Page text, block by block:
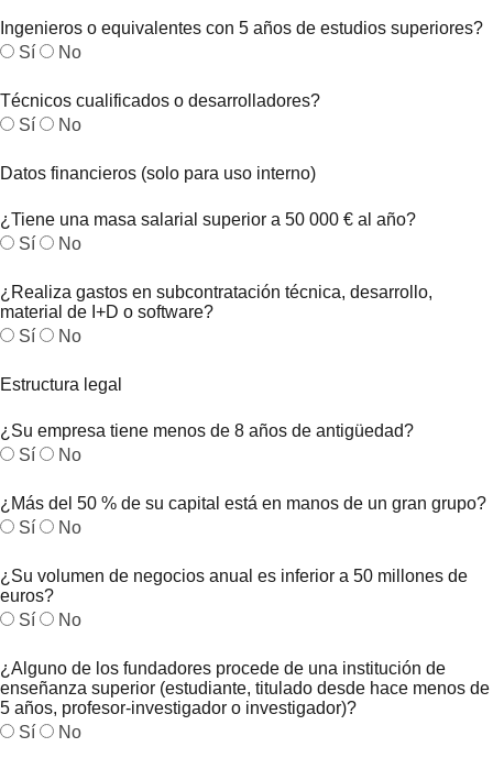
Ingenieros o equivalentes con 5 años de estudios superiores?
Sí
No
Técnicos cualificados o desarrolladores?
Sí
No
Datos financieros (solo para uso interno)
¿Tiene una masa salarial superior a 50 000 € al año?
Sí
No
¿Realiza gastos en subcontratación técnica, desarrollo,
material de I+D o software?
Sí
No
Estructura legal
¿Su empresa tiene menos de 8 años de antigüedad?
Sí
No
¿Más del 50 % de su capital está en manos de un gran grupo?
Sí
No
¿Su volumen de negocios anual es inferior a 50 millones de
euros?
Sí
No
¿Alguno de los fundadores procede de una institución de
enseñanza superior (estudiante, titulado desde hace menos de
5 años, profesor-investigador o investigador)?
Sí
No